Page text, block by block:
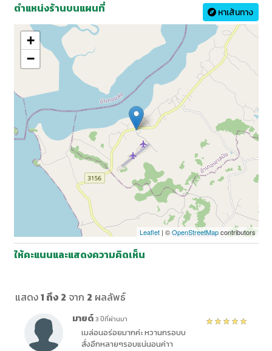
ตำแหน่งร้านบนแผนที่ หาเส้นทาง
+
−
Leaflet| ©OpenStreetMapcontributors
ให้คะแนนและแสดงความคิดเห็น
แสดง1 ถึง 2 จาก 2 ผลลัพธ์
มายด์3 ปีที่ผ่านมา
เมล่อนอร่อยมากค่ะ หวานกรอบบ
สั่งอีกหลายๆรอบแน่นอนค่าา